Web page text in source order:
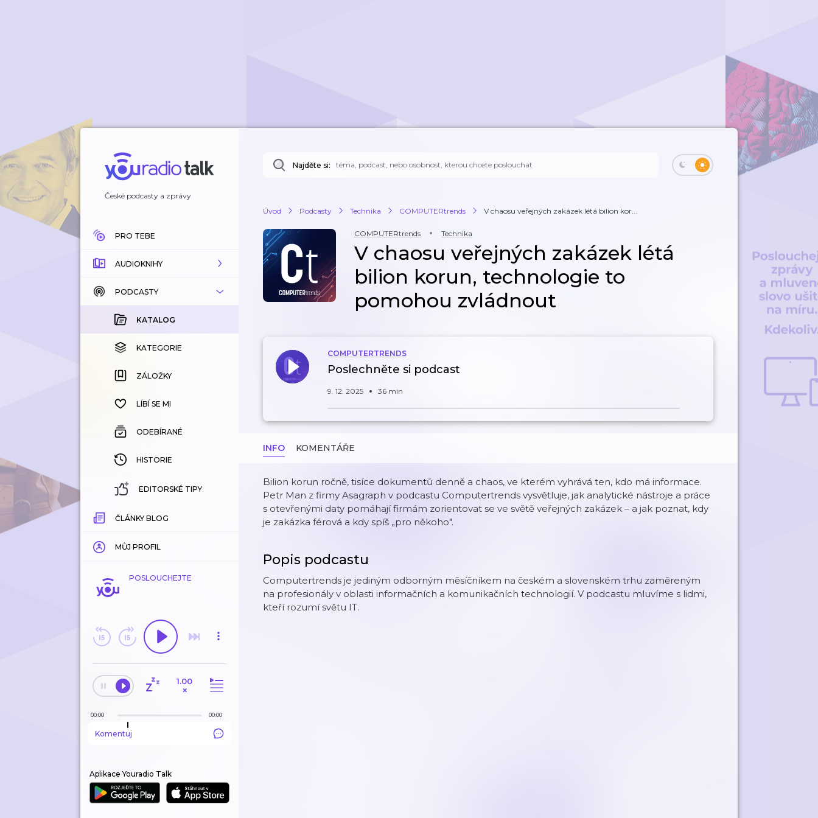
České podcasty a zprávy
PRO TEBE
AUDIOKNIHY
KATALOG
KOUPENÉ
KATEGORIE
ZÁLOŽKY
HISTORIE
PODCASTY
KATALOG
KATEGORIE
ZÁLOŽKY
LÍBÍ SE MI
ODEBÍRANÉ
HISTORIE
EDITORSKÉ TIPY
ČLÁNKY BLOG
MŮJ PROFIL
POSLOUCHEJTE
1.00
×
00:00 00:00
Komentuj
Aplikace Youradio Talk
Najděte si:
Úvod Podcasty Technika COMPUTERtrends V chaosu veřejných zakázek létá bilion kor...
COMPUTERtrends Technika
V chaosu veřejných zakázek létá
bilion korun, technologie to
pomohou zvládnout
COMPUTERTRENDS
Poslechněte si podcast
9. 12. 2025 36 min
INFO KOMENTÁŘE
Bilion korun ročně, tisíce dokumentů denně a chaos, ve kterém vyhrává ten, kdo má informace.
Petr Man z firmy Asagraph v podcastu Computertrends vysvětluje, jak analytické nástroje a práce
s otevřenými daty pomáhají firmám zorientovat se ve světě veřejných zakázek – a jak poznat, kdy
je zakázka férová a kdy spíš „pro někoho".
Popis podcastu
Computertrends je jediným odborným měsíčníkem na českém a slovenském trhu zaměreným
na profesionály v oblasti informačních a komunikačních technologií. V podcastu mluvíme s lidmi,
kteří rozumí světu IT.